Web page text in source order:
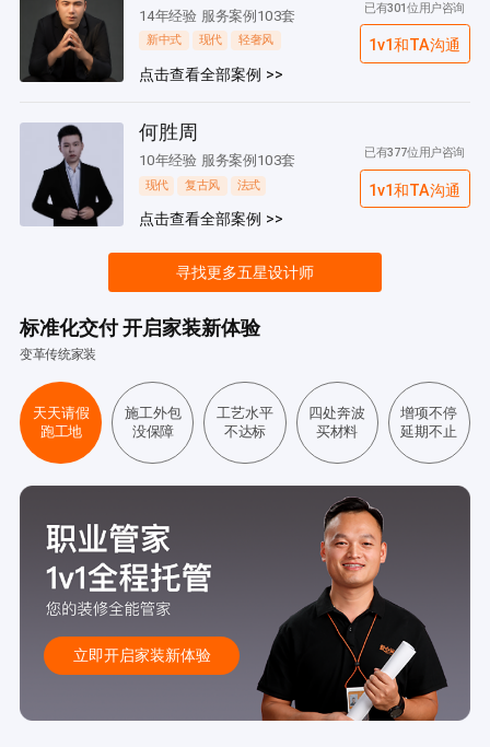
14年经验 服务案例103套
新中式 现代 轻奢风
点击查看全部案例 >>
已有301位用户咨询
1v1和TA沟通
何胜周
10年经验 服务案例103套
现代 复古风 法式
点击查看全部案例 >>
已有377位用户咨询
1v1和TA沟通
寻找更多五星设计师
标准化交付 开启家装新体验
变革传统家装
天天请假
跑工地
施工外包
没保障
工艺水平
不达标
四处奔波
买材料
增项不停
延期不止
立即开启家装新体验